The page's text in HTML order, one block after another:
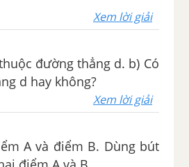
Xem lời giải
đường thẳng d. b) Có
d hay không?
Xem lời giải
A và điểm B. Dùng bút